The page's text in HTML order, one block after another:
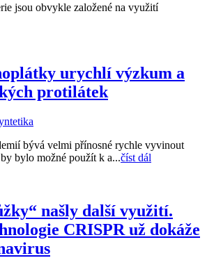
jsou obvykle založené na využití
urychlí výzkum a
protilátek
bývá velmi přínosné rychle vyvinout
bylo možné použít k a...číst dál
našly další využití.
CRISPR už dokáže